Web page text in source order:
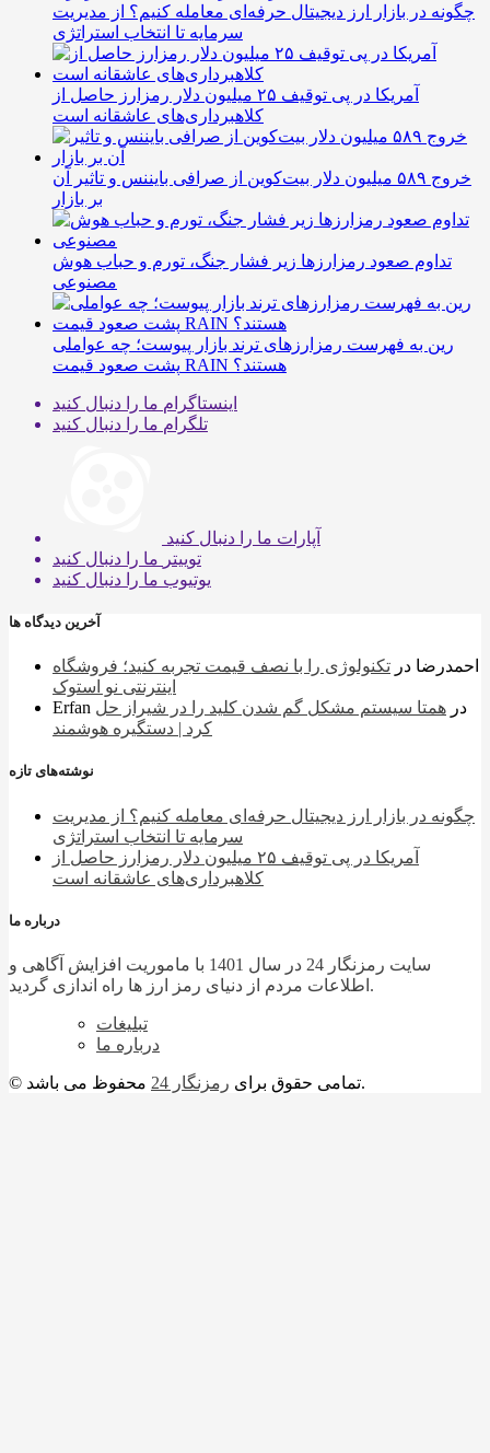
چگونه در بازار ارز دیجیتال حرفه‌ای معامله کنیم؟ از مدیریت
سرمایه تا انتخاب استراتژی
آمریکا در پی توقیف ۲۵ میلیون دلار رمزارز حاصل از
کلاهبرداری‌های عاشقانه است
خروج ۵۸۹ میلیون دلار بیت‌کوین از صرافی بایننس و تاثیر آن
بر بازار
تداوم صعود رمزارزها زیر فشار جنگ، تورم و حباب هوش
مصنوعی
رین به فهرست رمزارزهای ترند بازار پیوست؛ چه عواملی
پشت صعود قیمت RAIN هستند؟
اینستاگرام ما را دنبال کنید
تلگرام ما را دنبال کنید
آپارات ما را دنبال کنید
توییتر ما را دنبال کنید
یوتیوب ما را دنبال کنید
آخرین دیدگاه ها
احمدرضا در تکنولوژی را با نصف قیمت تجربه کنید؛ فروشگاه
اینترنتی نو استوک
Erfan
در همتا سیستم مشکل گم شدن کلید را در شیراز حل
کرد | دستگیره هوشمند
نوشته‌های تازه
چگونه در بازار ارز دیجیتال حرفه‌ای معامله کنیم؟ از مدیریت
سرمایه تا انتخاب استراتژی
آمریکا در پی توقیف ۲۵ میلیون دلار رمزارز حاصل از
کلاهبرداری‌های عاشقانه است
درباره ما
سایت رمزنگار 24 در سال 1401 با ماموریت افزایش آگاهی و
اطلاعات مردم از دنیای رمز ارز ها راه اندازی گردید.
تبلیغات
درباره ما
© تمامی حقوق برای رمزنگار 24 محفوظ می باشد.